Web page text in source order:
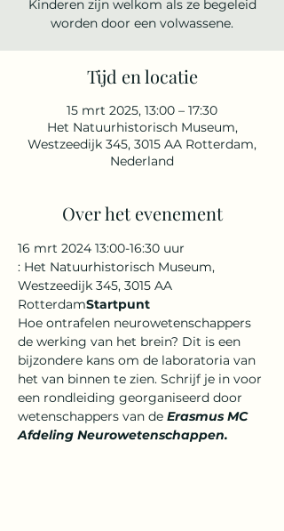
Kinderen zijn welkom als ze begeleid
Tijd en locatie
15 mrt 2025, 13:00 – 17:30
Het Natuurhistorisch Museum,
Westzeedijk 345, 3015 AA Rotterdam,
Nederland
Over het evenement
16 mrt 2024 13:00-16:30 uur
: Het Natuurhistorisch Museum,
Westzeedijk 345, 3015 AA
RotterdamStartpunt
Hoe ontrafelen neurowetenschappers
de werking van het brein? Dit is een
bijzondere kans om de laboratoria van
het van binnen te zien. Schrijf je in voor
een rondleiding georganiseerd door
wetenschappers van de Erasmus MC
Afdeling Neurowetenschappen.